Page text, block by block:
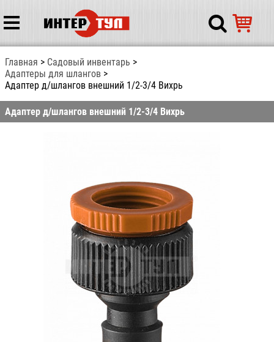
Главная
Садовый инвентарь
Адаптеры для шлангов
Адаптер д/шлангов внешний 1/2-3/4 Вихрь
Адаптер д/шлангов внешний 1/2-3/4 Вихрь